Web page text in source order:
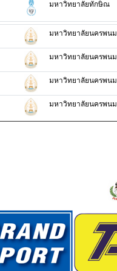
มหาวิทยาลัยทักษิณ
มหาวิทยาลัยนครพนม
มหาวิทยาลัยนครพนม
มหาวิทยาลัยนครพนม
มหาวิทยาลัยนครพนม